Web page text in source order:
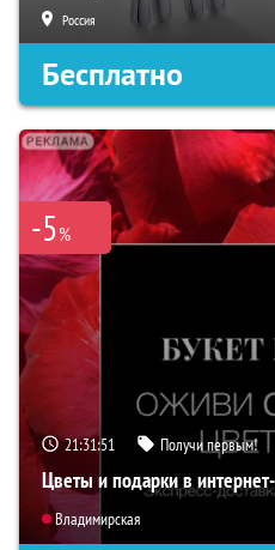
Россия
Бесплатно
-5%
21:31:50 Получи первым!
Цветы и подарки в
Владимирская